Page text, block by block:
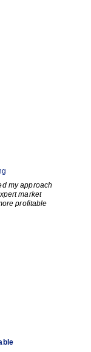
my approach
market
profitable